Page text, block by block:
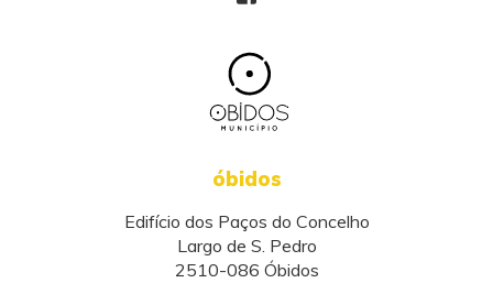
óbidos
Edifício dos Paços do Concelho
Largo de S. Pedro
2510-086 Óbidos